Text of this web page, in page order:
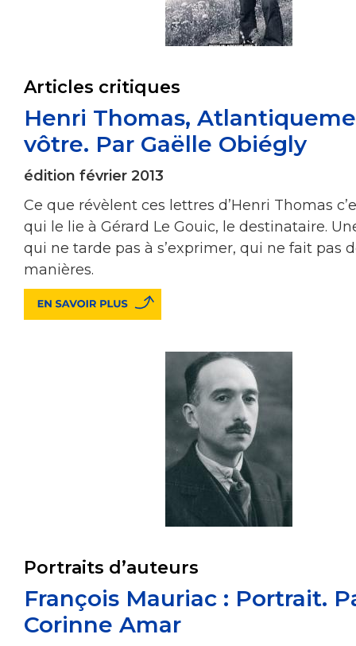
Articles critiques
Henri Thomas,
vôtre. Par Gaëlle Obiégly
édition février 2013
Ce que révèlent ces lettres d’Henri Thomas
qui le lie à Gérard Le Gouic, le destinataire.
qui ne tarde pas à s’exprimer, qui ne fait pas
manières.
Portraits d’auteurs
François Mauriac : Portrait.
Corinne Amar